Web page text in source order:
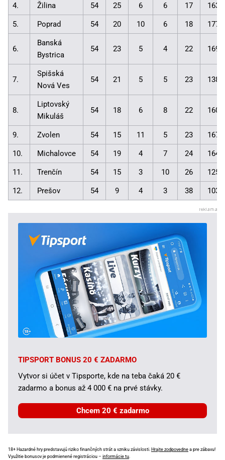
4. Žilina 54 25 6 6 17
5. Poprad 54 20 10 6 18
6.
Banská
Bystrica
54 23 5 4 22
7.
Spišská
Nová Ves
54 21 5 5 23
8.
Liptovský
Mikuláš
54 18 6 8 22
9. Zvolen 54 15 11 5 23
10. Michalovce 54 19 4 7 24
11. Trenčín 54 15 3 10 26
12. Prešov 54 9 4 3 38
TIPSPORT BONUS 20 € ZADARMO
Vytvor si účet v Tipsporte, kde na teba čaká 20 €
zadarmo a bonus až 4 000 € na prvé stávky.
Chcem 20 € zadarmo
18+ Hazardné hry predstavujú riziko finančných strát a vzniku závislosti. Hrajte zodpovedne a pre zábavu!
Využitie bonusov je podmienené registráciou – informácie tu